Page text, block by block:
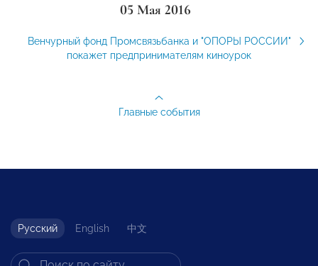
05 Мая 2016
Венчурный фонд Промсвязьбанка и "ОПОРЫ РОССИИ"
покажет предпринимателям киноурок
Главные события
Русский English 中文